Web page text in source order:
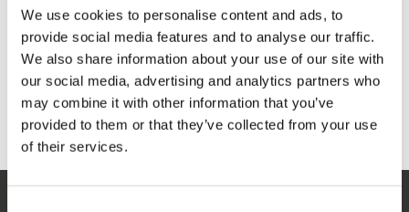
We use cookies to personalise content and ads, to
provide social media features and to analyse our traffic.
We also share information about your use of our site with
our social media, advertising and analytics partners who
may combine it with other information that you’ve
provided to them or that they’ve collected from your use
of their services.
Leichtes, schnell trocknendes Gewebe
Vier-Wege-Stretch-Gewebe
TEILE DEINE #JOBEMOMENTS